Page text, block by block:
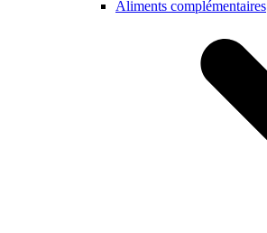
Aliments complémentaires